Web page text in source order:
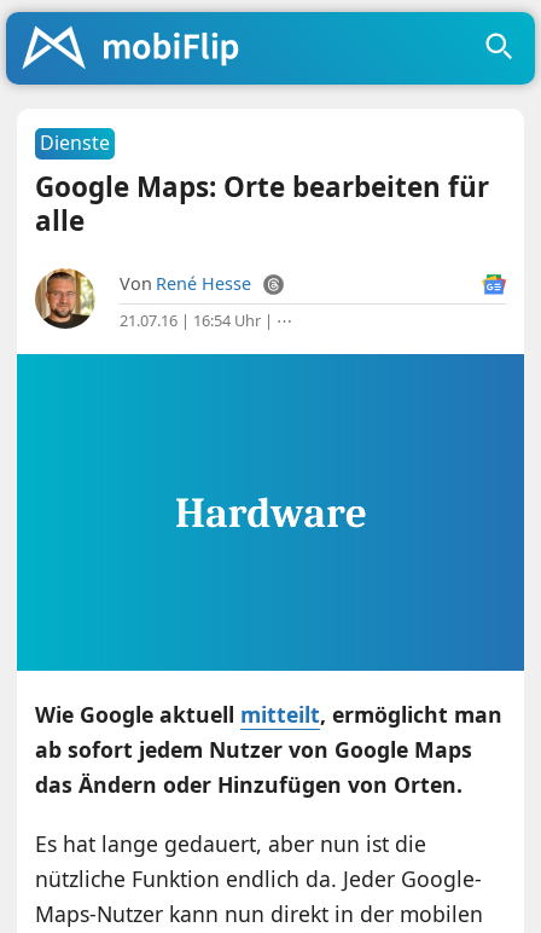
Dienste
Google Maps: Orte bearbeiten für
alle
Von René Hesse
21.07.16 | 16:54 Uhr | ⋯
Wie Google aktuell mitteilt, ermöglicht man
ab sofort jedem Nutzer von Google Maps
das Ändern oder Hinzufügen von Orten.
Es hat lange gedauert, aber nun ist die
nützliche Funktion endlich da. Jeder Google-
Maps-Nutzer kann nun direkt in der mobilen